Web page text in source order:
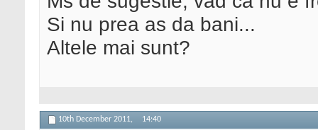
Si nu prea as da bani...
Altele mai sunt?
10th December 2011, 14:40